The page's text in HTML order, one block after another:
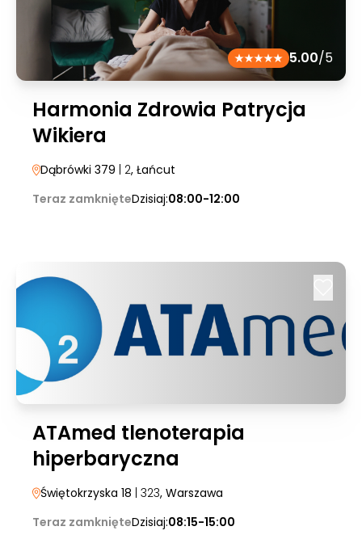
5.00/5
Harmonia Zdrowia Patrycja
Wikiera
Dąbrówki 379 | 2, Łańcut
Teraz zamknięteDzisiaj:08:00-12:00
ATAmed tlenoterapia
hiperbaryczna
Świętokrzyska 18 | 323, Warszawa
Teraz zamknięteDzisiaj:08:15-15:00